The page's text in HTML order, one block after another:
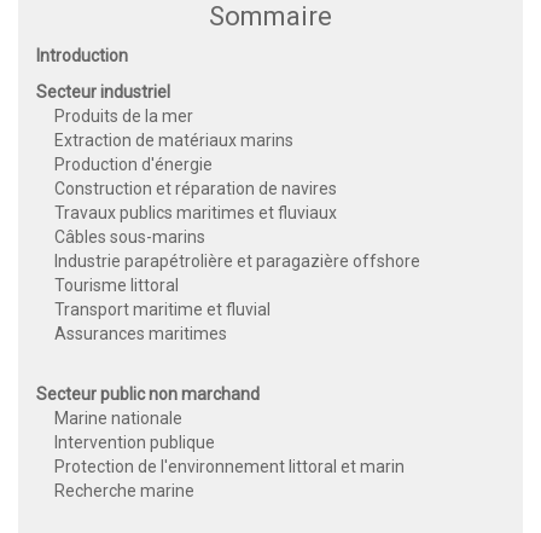
Sommaire
Introduction
Secteur industriel
Produits de la mer
Extraction de matériaux marins
Production d'énergie
Construction et réparation de navires
Travaux publics maritimes et fluviaux
Câbles sous-marins
Industrie parapétrolière et paragazière offshore
Tourisme littoral
Transport maritime et fluvial
Assurances maritimes
Secteur public non marchand
Marine nationale
Intervention publique
Protection de l'environnement littoral et marin
Recherche marine